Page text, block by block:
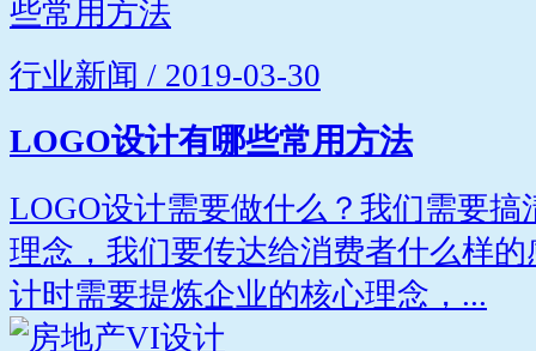
行业新闻 / 2019-03-30
LOGO设计有哪些常用方法
LOGO设计需要做什么？我们需要
理念，我们要传达给消费者什么样
计时需要提炼企业的核心理念，...